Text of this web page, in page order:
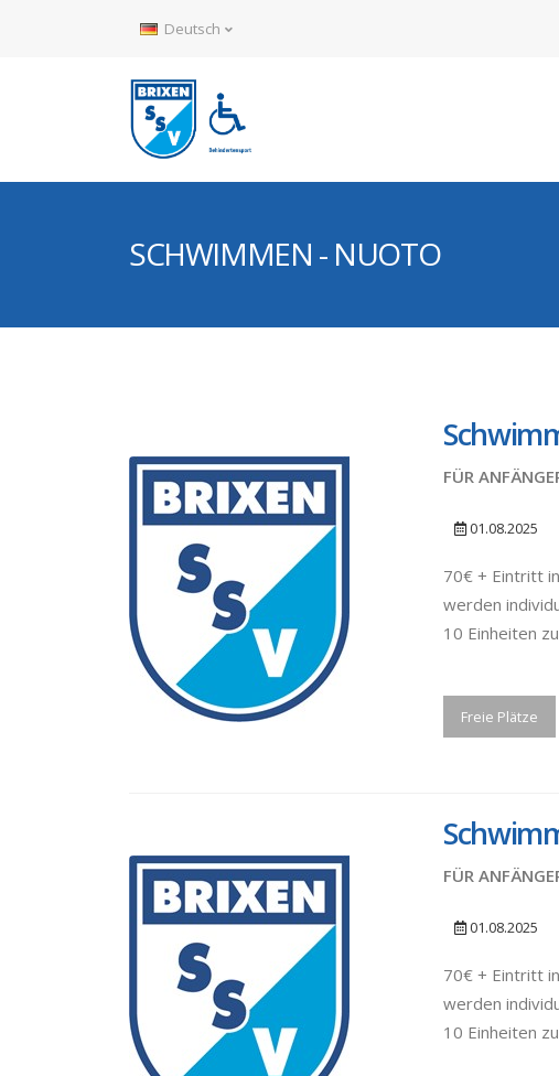
Deutsch
SCHWIMMEN - NUOTO
FÜR
01.08.2025
70€ + Eintritt
werden
10 Einheiten
Freie Plätze
FÜR
01.08.2025
70€ + Eintritt
werden
10 Einheiten